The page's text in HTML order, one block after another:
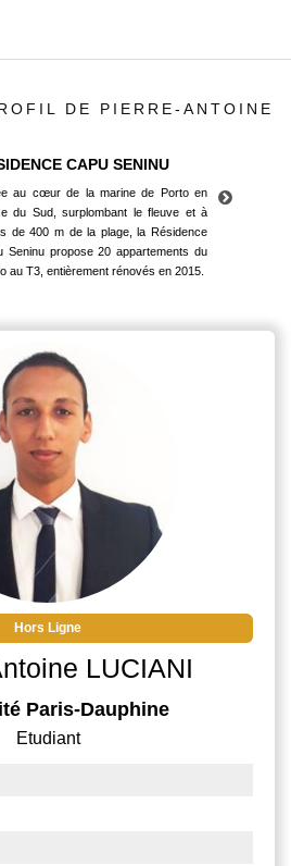
DE PIERRE-ANTOINE
CAPU SENINU
au cœur de la marine de Porto en
du Sud, surplombant le fleuve et à
de 400 m de la plage, la Résidence
Seninu propose 20 appartements du
au T3, entièrement rénovés en 2015.
de 400 m de la plage, la Résidence
Seninu propose 20 appartements du
au T3, entièrement rénovés en 2015.
Hors Ligne
LUCIANI
Paris-Dauphine
Etudiant